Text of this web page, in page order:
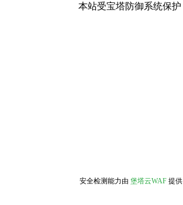
本站受宝塔防御系统保护
安全检测能力由 堡塔云WAF 提供